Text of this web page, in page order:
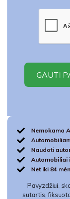
Nemokama
Naudoti
Automobiliai
Net iki 84
Pavyzdžiui,
sutartis,